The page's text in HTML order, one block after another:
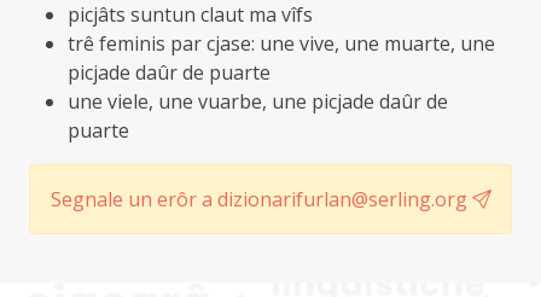
picjâts suntun claut ma vîfs
trê feminis par cjase: une vive, une muarte, une
picjade daûr de puarte
une viele, une vuarbe, une picjade daûr de
puarte
Segnale un erôr a dizionarifurlan@serling.org